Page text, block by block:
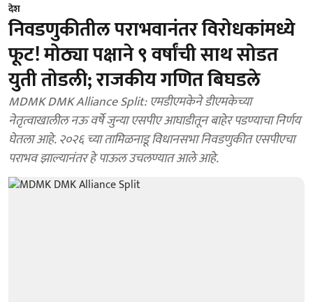
देश
निवडणुकीतील पराभवानंतर विरोधकांमध्ये
फूट! मोठ्या पक्षाने ९ वर्षांची साथ सोडत
युती तोडली; राजकीय गणित बिघडले
MDMK DMK Alliance Split: एमडीएमकेने डीएमकेच्या
नेतृत्वाखालील नऊ वर्षे जुन्या एसपीए आघाडीतून बाहेर पडण्याचा निर्णय
घेतला आहे. २०२६ च्या तामिळनाडू विधानसभा निवडणुकीत एसपीएचा
पराभव झाल्यानंतर हे पाऊल उचलण्यात आले आहे.